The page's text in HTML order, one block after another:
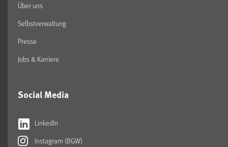
Über uns
Selbstverwaltung
Presse
Jobs & Karriere
Social Media
LinkedIn
Instagram (BGW)